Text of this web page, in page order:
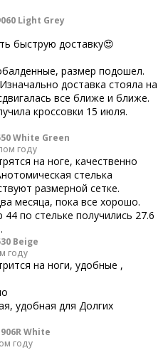
Light Grey
быструю доставку😍
размер подошел.
доставка стояла на
все ближе и ближе.
кроссовки 15 июля.
White Green
году
на ноге, качественно
стелька
размерной сетке.
месяца, пока все хорошо.
по стельке получились 27.6
Beige
году
на ноги, удобные ,
удобная для Долгих
White
году